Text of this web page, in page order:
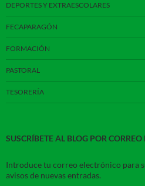
DEPORTES Y EXTRAESCOLARES
FECAPARAGÓN
FORMACIÓN
PASTORAL
TESORERÍA
SUSCRÍBETE AL BLOG POR
Introduce tu correo electrónico para
avisos de nuevas entradas.